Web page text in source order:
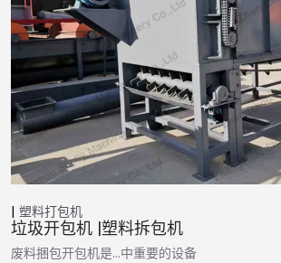
塑料打包机
垃圾开包机 |塑料拆包机
废料捆包开包机是…中重要的设备